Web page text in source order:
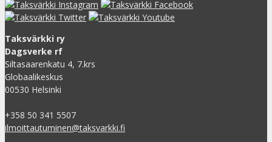
Taksvärkki ry
Dagsverke rf
Siltasaarenkatu 4, 7.krs
Globaalikeskus
00530 Helsinki
+358 50 341 5507
ilmoittautuminen@taksvarkki.fi